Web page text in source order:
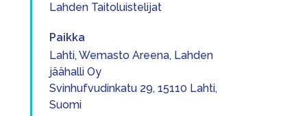
Lahden Taitoluistelijat
Paikka
Lahti, Wemasto Areena, Lahden
jäähalli Oy
Svinhufvudinkatu 29, 15110 Lahti,
Suomi